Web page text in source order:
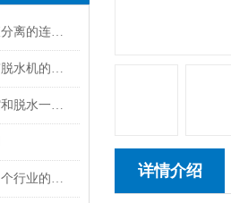
真空皮带脱水机：工业固液分离的连续化解决方案
如何提高脱硫石膏真空皮带脱水机的脱水效率？
带式污泥浓缩脱水机集浓缩和脱水一体，占地更小、效果更好！
超高压带式污泥压滤机在多个行业的应用 详情介绍